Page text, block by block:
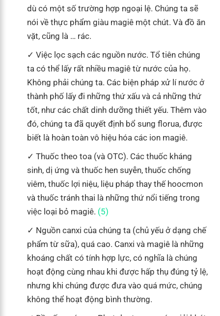
dù có một số trường hợp ngoại lệ. Chúng ta sẽ
nói về thực phẩm giàu magiê một chút. Và đồ ăn
vặt, cũng là … rác.
Việc lọc sạch các nguồn nước. Tổ tiên chúng
ta có thể lấy rất nhiều magiê từ nước của họ.
Không phải chúng ta. Các biện pháp xử lí nước ở
thành phố lấy đi những thứ xấu và cả những thứ
tốt, như các chất dinh dưỡng thiết yếu. Thêm vào
đó, chúng ta đã quyết định bổ sung florua, được
biết là hoàn toàn vô hiệu hóa các ion magiê.
Thuốc theo toa (và OTC). Các thuốc kháng
sinh, dị ứng và thuốc hen suyễn, thuốc chống
viêm, thuốc lợi niệu, liệu pháp thay thế hoocmon
và thuốc tránh thai là những thứ nổi tiếng trong
việc loại bỏ magiê. (5)
Nguồn canxi của chúng ta (chủ yếu ở dạng chế
phẩm từ sữa), quá cao. Canxi và magiê là những
khoáng chất có tính hợp lực, có nghĩa là chúng
hoạt động cùng nhau khi được hấp thụ đúng tỷ lệ,
nhưng khi chúng được đưa vào quá mức, chúng
không thể hoạt động bình thường.